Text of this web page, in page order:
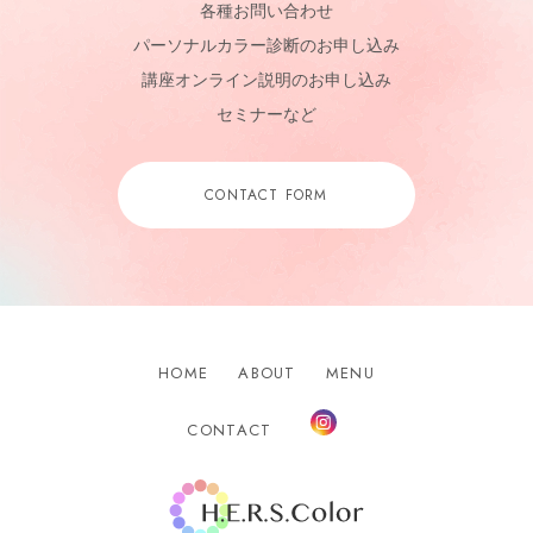
各種お問い合わせ
パーソナルカラー診断のお申し込み
講座オンライン説明のお申し込み
セミナーなど
CONTACT FORM
HOME ABOUT MENU
CONTACT